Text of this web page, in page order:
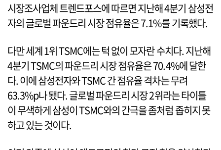
시장조사업체 트렌드포스에 따르면 지난해 4분기 삼성전
자의 글로벌 파운드리 시장 점유율은 7.1%를 기록했다.
다만 세계 1위 TSMC에는 턱 없이 모자란 수치다. 지난해
4분기 TSMC의 파운드리 시장 점유율은 70.4%에 달한
다. 이에 삼성전자와 TSMC 간 점유율 격차는 무려
63.3%p나 됐다. 글로벌 파운드리 시장 2위라는 타이틀
이 무색하게 삼성이 TSMC와의 간극을 좀처럼 좁히지 못
하고 있는 것이다.